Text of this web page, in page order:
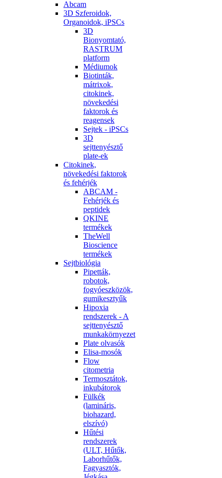
Abcam
3D Szferoidok,
Organoidok, iPSCs
3D
Bionyomtató,
RASTRUM
platform
Médiumok
Biotinták,
mátrixok,
citokinek,
növekedési
faktorok és
reagensek
Sejtek - iPSCs
3D
sejttenyésztő
plate-ek
Citokinek,
növekedési faktorok
és fehérjék
ABCAM -
Fehérjék és
peptidek
QKINE
termékek
TheWell
Bioscience
termékek
Sejtbiológia
Pipetták,
robotok,
fogyóeszközök,
gumikesztyűk
Hipoxia
rendszerek - A
sejttenyésztő
munkakörnyezet
Plate olvasók
Elisa-mosók
Flow
citometria
Termosztátok,
inkubátorok
Fülkék
(lamináris,
biohazard,
elszívó)
Hűtési
rendszerek
(ULT, Hűtők,
Laborhűtők,
Fagyasztók,